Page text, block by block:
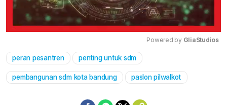
Powered by GliaStudios
peran pesantren penting untuk sdm
pembangunan sdm kota bandung paslon pilwalkot